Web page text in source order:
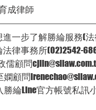
成律師
進一步了解勝綸服務(
律事務所(02)2542-
儒顧問
嫻顧問
勝綸Line官方帳號私訊